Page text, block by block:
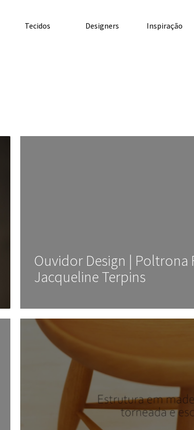
Tecidos Designers Inspiração
Ouvidor Design | Poltrona
Jacqueline Terpins